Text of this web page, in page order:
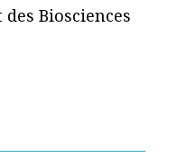
Biosciences